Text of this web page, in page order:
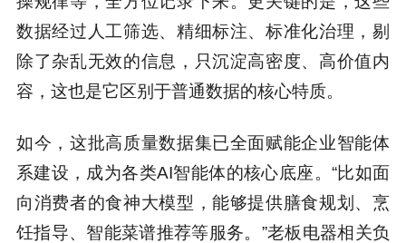
数据经过人工筛选、精细标注、标准化治理，剔
除了杂乱无效的信息，只沉淀高密度、高价值内
容，这也是它区别于普通数据的核心特质。
如今，这批高质量数据集已全面赋能企业智能体
系建设，成为各类AI智能体的核心底座。“比如面
向消费者的食神大模型，能够提供膳食规划、烹
饪指导、智能菜谱推荐等服务。”老板电器相关负